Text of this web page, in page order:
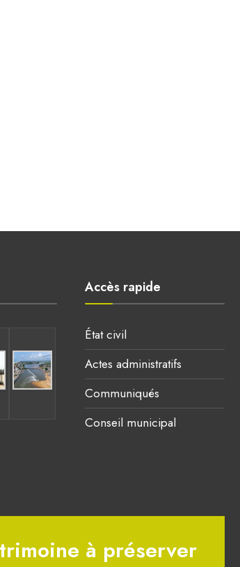
Accès rapide
État civil
Actes administratifs
Communiqués
Conseil municipal
à préserver